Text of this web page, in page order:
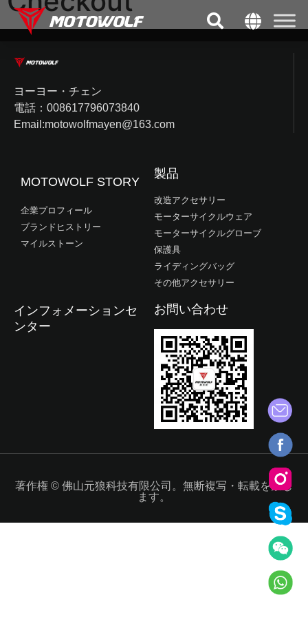
ヨーヨー・チェン
電話：008617796073840
Email:motowolfmayen@163.com
MOTOWOLF STORY
企業プロフィール
ブランドヒストリー
マイルストーン
製品
改造アクセサリー
モーターサイクルウェア
モーターサイクルグローブ
保護具
ライディングバッグ
その他アクセサリー
インフォメーションセ
ンター
お問い合わせ
著作権 © 佛山元狼科技有限公司。無断複写・転載を禁じ
ます。